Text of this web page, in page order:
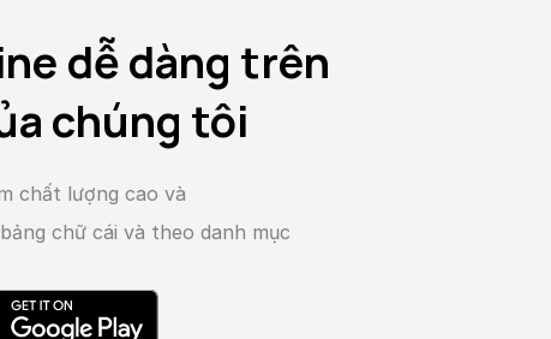
dễ dàng trên
chúng tôi
chất lượng cao và
chữ cái và theo danh mục